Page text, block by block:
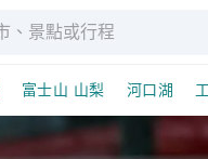
富士山 山梨 河口湖